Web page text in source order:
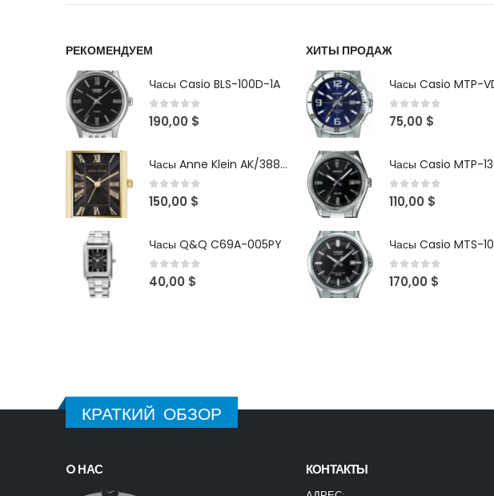
РЕКОМЕНДУЕМ
Часы Casio BLS-100D-1A
0out of 5
190,00 $
Часы Anne Klein AK/3882BKGB
0out of 5
150,00 $
Часы Q&Q C69A-005PY
0 out of 5
40,00 $
ХИТЫ ПРОДАЖ
0out of 5
75,00 $
0out of 5
110,00 $
0out of 5
170,00 $
КРАТКИЙ ОБЗОР
O НАС КОНТАКТЫ